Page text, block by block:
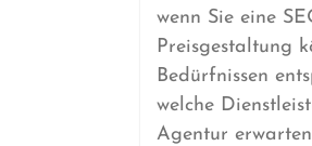
wenn Sie eine
Preisgestaltung
Bedürfnissen
welche
Agentur